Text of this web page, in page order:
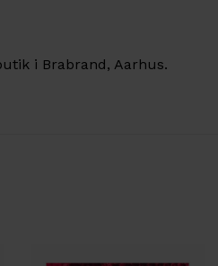
i Brabrand, Aarhus.